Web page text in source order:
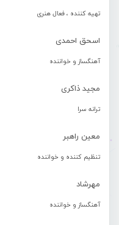
تهیه کننده ، فعال هنری
اسحق احمدی
آهنگساز و خواننده
مجید ذاکری
ترانه سرا
معین راهبر
تنظیم کننده و خواننده
مهرشاد
آهنگساز و خواننده